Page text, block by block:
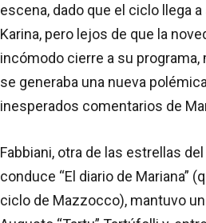
escena, dado que el ciclo llega a
Karina, pero lejos de que la
incómodo cierre a su
se generaba una nueva
inesperados comentarios de
Fabbiani, otra de las estrellas
conduce “El diario de Mariana”
ciclo de Mazzocco), mantuvo